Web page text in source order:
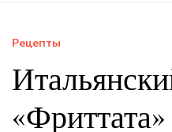
Рецепты
«Фриттата»